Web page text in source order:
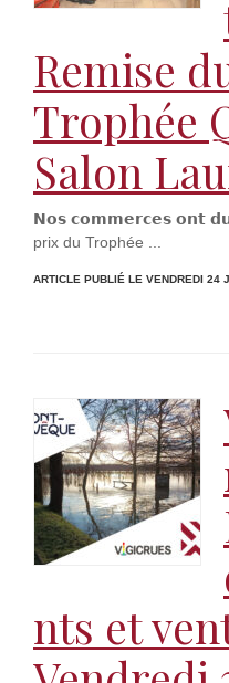
Remise
Trophée
Salon
𝗡𝗼𝘀 𝗰𝗼𝗺𝗺𝗲𝗿𝗰𝗲𝘀 𝗼𝗻𝘁 𝗱𝘂
prix du Trophée ...
ARTICLE PUBLIÉ LE VENDREDI 24
nts et